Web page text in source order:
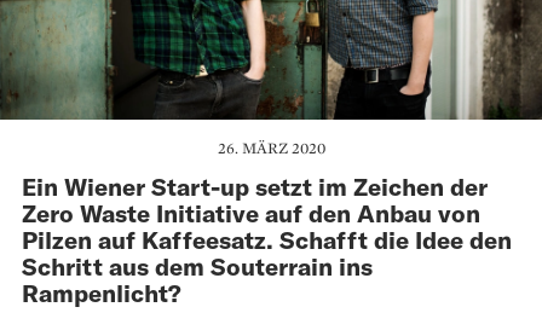
26. MÄRZ 2020
Ein Wiener Start-up setzt im Zeichen der
Zero Waste Initiative auf den Anbau von
Pilzen auf Kaffeesatz. Schafft die Idee den
Schritt aus dem Souterrain ins
Rampenlicht?